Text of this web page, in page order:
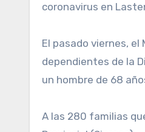
coronavirus en
El pasado viernes,
dependientes de la
un hombre de 68
A las 280 familias